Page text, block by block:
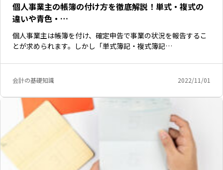
個人事業主の帳簿の付け方を徹底解説！単式・複式の
違いや青色・…
個人事業主は帳簿を付け、確定申告で事業の状況を報告するこ
とが求められます。しかし「単式簿記・複式簿記…
会計の基礎知識 2022/11/01